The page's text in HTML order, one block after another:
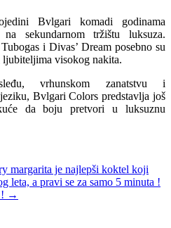
Bvlgari komadi godinama
sekundarnom tržištu luksuza.
i Divas’ Dream posebno su
visokog nakita.
vrhunskom zanatstvu i
Bvlgari Colors predstavlja još
da boju pretvori u luksuznu
margarita je najlepši koktel koji
leta, a pravi se za samo 5 minuta !
→